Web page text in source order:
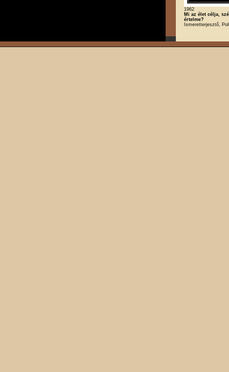
1962
Mi az élet célja,
értelme?
Ismeretterjesztő,